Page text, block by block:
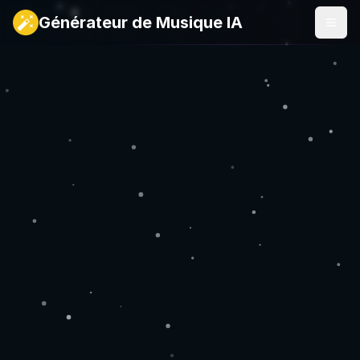
Générateur de Musique IA